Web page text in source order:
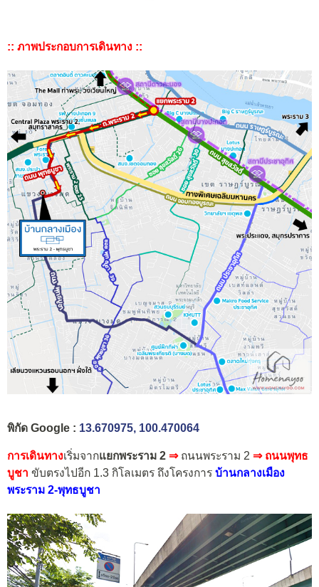
:: ภาพประกอบการเดินทาง ::
พิกัด Google : 13.670975, 100.470064
การเดินทางเริ่มจากแยกพระราม 2 ⇒ ถนนพระราม 2 ⇒ ถนนพุทธ
บูชา ขับตรงไปอีก 1.3 กิโลเมตร ถึงโครงการ บ้านกลางเมือง
พระราม 2-พุทธบูชา